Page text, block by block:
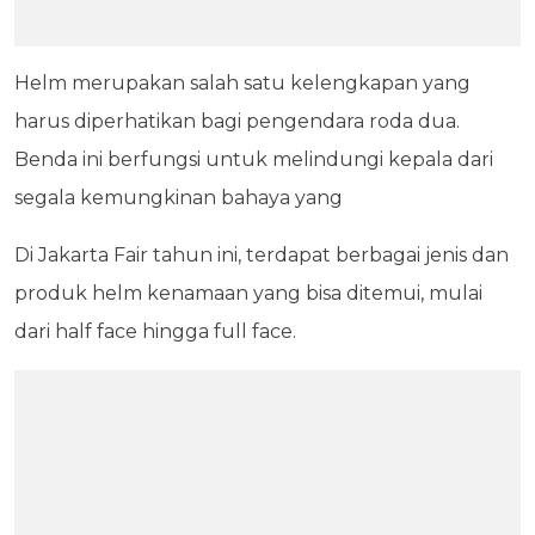
Helm merupakan salah satu kelengkapan yang
harus diperhatikan bagi pengendara roda dua.
Benda ini berfungsi untuk melindungi kepala dari
segala kemungkinan bahaya yang
Di Jakarta Fair tahun ini, terdapat berbagai jenis dan
produk helm kenamaan yang bisa ditemui, mulai
dari half face hingga full face.